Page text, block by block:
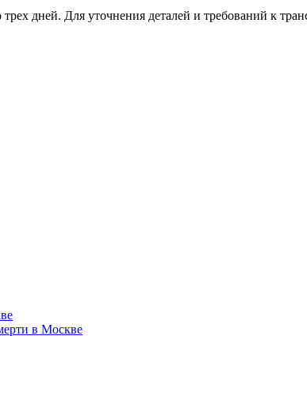
дней. Для уточнения деталей и требований к
в Москве